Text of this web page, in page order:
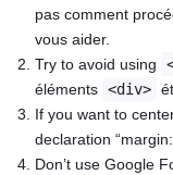
pas comment
vous aider.
Try to avoid using
éléments <div>
If you want to
declaration
Don’t use Google